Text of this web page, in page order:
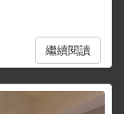
繼續閱讀